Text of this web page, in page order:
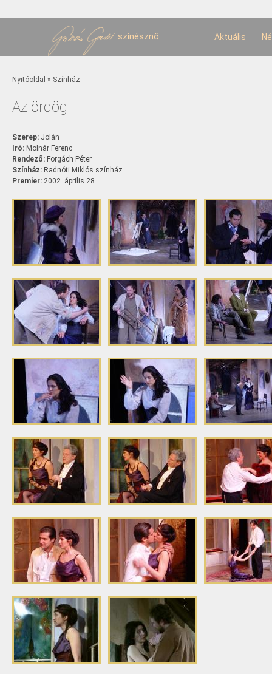
színésznő Aktuális
Jelenlegi hely
Nyitóoldal » Színház
Az ördög
Szerep: Jolán
Iró: Molnár Ferenc
Rendező: Forgách Péter
Színház: Radnóti Miklós színház
Premier: 2002. április 28.